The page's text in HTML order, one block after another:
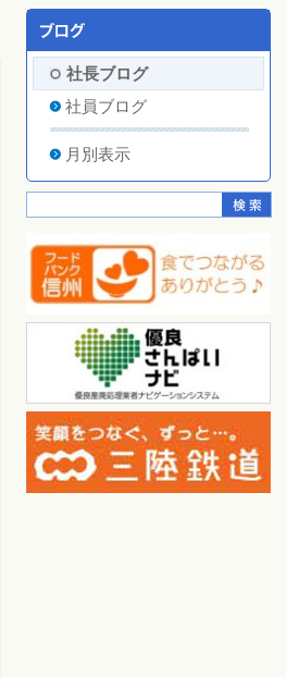
社長ブログ
社員ブログ
月別表示